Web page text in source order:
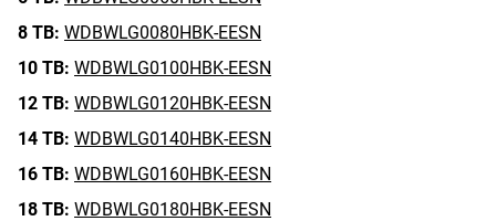
8 TB: WDBWLG0080HBK-EESN
10 TB: WDBWLG0100HBK-EESN
12 TB: WDBWLG0120HBK-EESN
14 TB: WDBWLG0140HBK-EESN
16 TB: WDBWLG0160HBK-EESN
18 TB: WDBWLG0180HBK-EESN